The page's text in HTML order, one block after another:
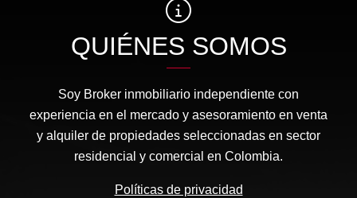
QUIÉNES SOMOS
Soy Broker inmobiliario independiente con
experiencia en el mercado y asesoramiento en venta
y alquiler de propiedades seleccionadas en sector
residencial y comercial en Colombia.
Políticas de privacidad